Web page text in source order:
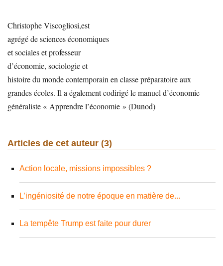
Christophe Viscogliosi,est
agrégé de sciences économiques
et sociales et professeur
d’économie, sociologie et
histoire du monde contemporain en classe préparatoire aux
grandes écoles. Il a également codirigé le manuel d’économie
généraliste « Apprendre l’économie » (Dunod)
Articles de cet auteur (3)
Action locale, missions impossibles ?
L’ingéniosité de notre époque en matière de...
La tempête Trump est faite pour durer